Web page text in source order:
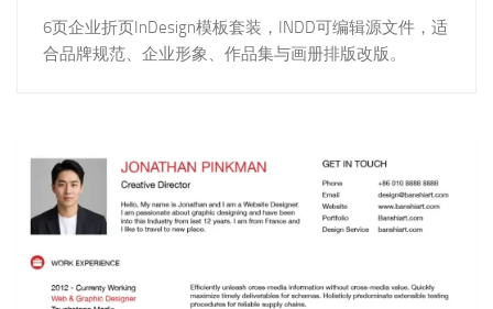
6页企业折页InDesign模板套装，INDD可编辑源文件，适
合品牌规范、企业形象、作品集与画册排版改版。